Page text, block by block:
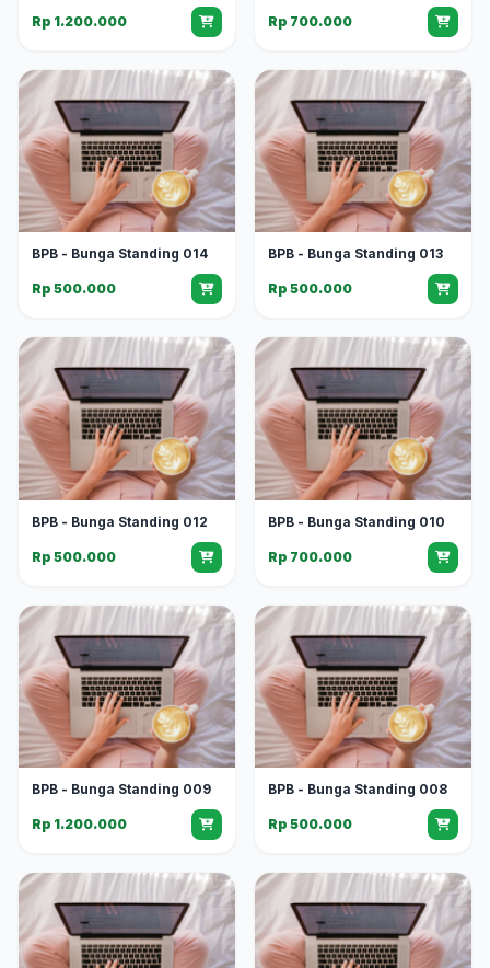
Rp 1.200.000 Rp 700.000
BPB - Bunga Standing 014
Rp 500.000
BPB - Bunga Standing 013
Rp 500.000
BPB - Bunga Standing 012
Rp 500.000
BPB - Bunga Standing 010
Rp 700.000
BPB - Bunga Standing 009
Rp 1.200.000
BPB - Bunga Standing 008
Rp 500.000